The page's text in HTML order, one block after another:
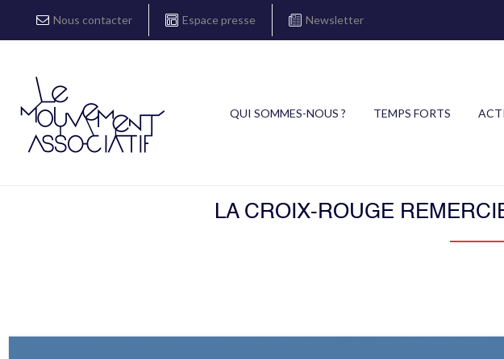
Nous contacter Espace presse Newsletter
QUI SOMMES-NOUS ? TEMPS FORTS
LA CROIX-ROUGE